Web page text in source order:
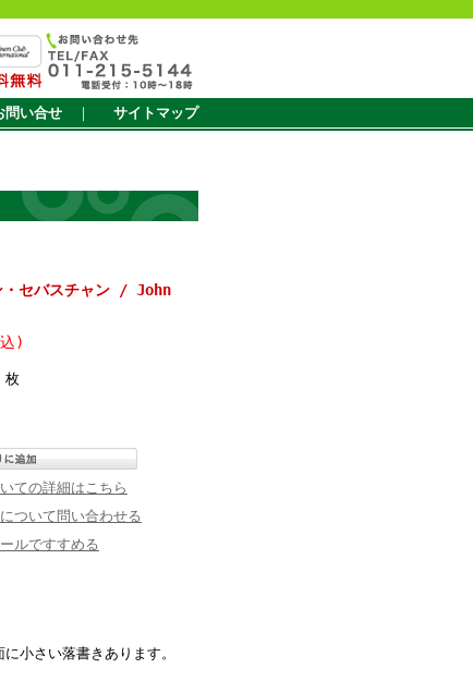
問い合せ ｜ サイトマップ
・セバスチャン / John
)
枚
ての詳細はこちら
ついて問い合わせる
ルですすめる
さい落書きあります。